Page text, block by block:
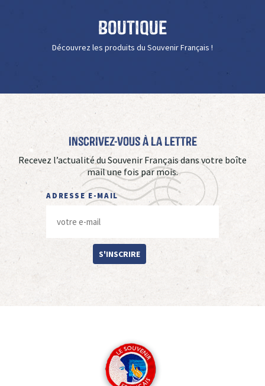
Boutique
Découvrez les produits du Souvenir Français !
Inscrivez-vous à La Lettre
Recevez l’actualité du Souvenir Français dans votre boîte
mail une fois par mois.
ADRESSE E-MAIL
S'INSCRIRE